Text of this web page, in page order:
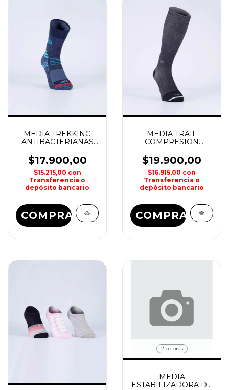
MEDIA TREKKING
ANTIBACTERIANAS
$17.900,00
$15.215,00 con
Transferencia o
depósito bancario
COMPRAR
MEDIA TRAIL
COMPRESION
$19.900,00
$16.915,00 con
Transferencia o
depósito bancario
COMPRAR
2 colores
MEDIA
ESTABILIZADORA DE